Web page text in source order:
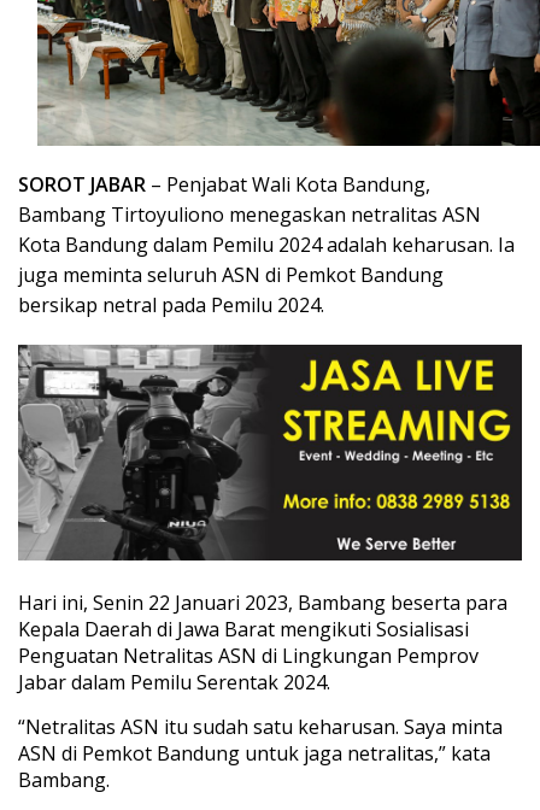
SOROT JABAR – Penjabat Wali Kota Bandung,
Bambang Tirtoyuliono menegaskan netralitas ASN
Kota Bandung dalam Pemilu 2024 adalah keharusan. Ia
juga meminta seluruh ASN di Pemkot Bandung
bersikap netral pada Pemilu 2024.
Hari ini, Senin 22 Januari 2023, Bambang beserta para
Kepala Daerah di Jawa Barat mengikuti Sosialisasi
Penguatan Netralitas ASN di Lingkungan Pemprov
Jabar dalam Pemilu Serentak 2024.
“Netralitas ASN itu sudah satu keharusan. Saya minta
ASN di Pemkot Bandung untuk jaga netralitas,” kata
Bambang.